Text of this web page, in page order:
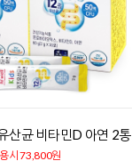
산균 비타민D 아연 2통
시 73,800원